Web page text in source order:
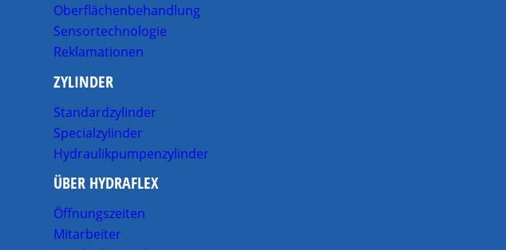
Oberflächenbehandlung
Sensortechnologie
Reklamationen
ZYLINDER
Standardzylinder
Specialzylinder
Hydraulikpumpenzylinder
ÜBER HYDRAFLEX
Öffnungszeiten
Mitarbeiter